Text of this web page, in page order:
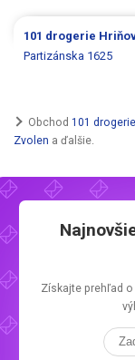
101 drogerie
Partizánska 1625
Obchod 101 drogerie
Zvolen a ďalšie.
Získajte prehľad